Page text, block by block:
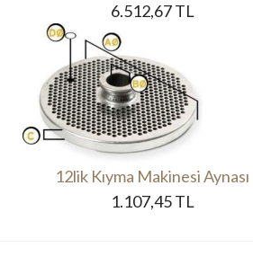
6.512,67 TL
12lik Kıyma Makinesi Aynası
1.107,45 TL